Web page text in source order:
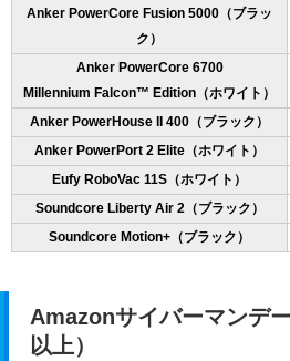
Anker PowerCore Fusion 5000（ブラッ
ク）
Anker PowerCore 6700
Millennium Falcon™️ Edition（ホワイト）
Anker PowerHouse II 400（ブラック）
Anker PowerPort 2 Elite（ホワイト）
Eufy RoboVac 11S（ホワイト）
Soundcore Liberty Air 2（ブラック）
Soundcore Motion+（ブラック）
Amazonサイバーマンデ
以上）